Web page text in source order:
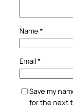
Name *
Email*
Save my
for the next